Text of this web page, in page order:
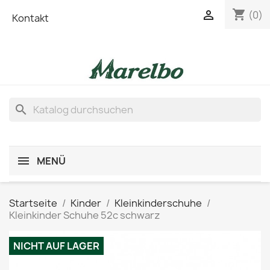
Kontakt shopping_cart (0)

search
MENÜ
Startseite Kinder
Kleinkinderschuhe
Kleinkinder Schuhe 52c schwarz
NICHT AUF LAGER